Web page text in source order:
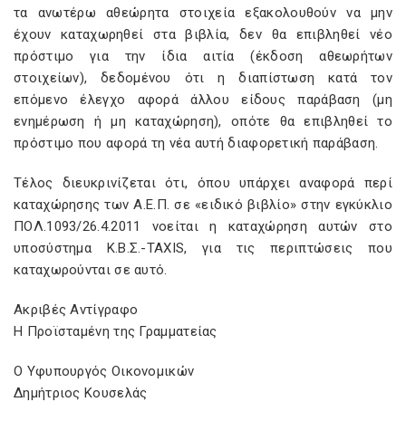
τα ανωτέρω αθεώρητα στοιχεία εξακολουθούν να μην
έχουν καταχωρηθεί στα βιβλία, δεν θα επιβληθεί νέο
πρόστιμο για την ίδια αιτία (έκδοση αθεωρήτων
στοιχείων), δεδομένου ότι η διαπίστωση κατά τον
επόμενο έλεγχο αφορά άλλου είδους παράβαση (μη
ενημέρωση ή μη καταχώρηση), οπότε θα επιβληθεί το
πρόστιμο που αφορά τη νέα αυτή διαφορετική παράβαση.
Τέλος διευκρινίζεται ότι, όπου υπάρχει αναφορά περί
καταχώρησης των Α.Ε.Π. σε «ειδικό βιβλίο» στην εγκύκλιο
ΠΟΛ.1093/26.4.2011 νοείται η καταχώρηση αυτών στο
υποσύστημα Κ.Β.Σ.-TAXIS, για τις περιπτώσεις που
καταχωρούνται σε αυτό.
Ακριβές Αντίγραφο
Η Προϊσταμένη της Γραμματείας
Ο Υφυπουργός Οικονομικών
Δημήτριος Κουσελάς